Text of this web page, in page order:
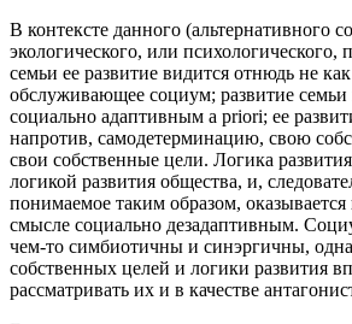
В контексте данного (альтернативного
экологического, или психологического,
семьи ее развитие видится отнюдь не
обслуживающее социум; развитие семьи
социально адаптивным a priori; ее
напротив, самодетерминацию, свою
свои собственные цели. Логика
логикой развития общества, и,
понимаемое таким образом,
смысле социально дезадаптивным.
чем-то симбиотичны и синэргичны,
собственных целей и логики развития
рассматривать их и в качестве